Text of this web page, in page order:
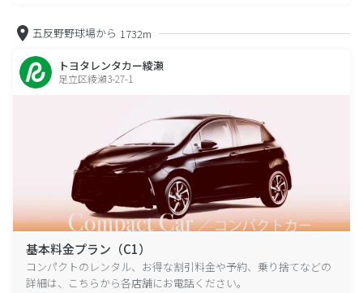
五反野野球場から 1732m
トヨタレンタカー綾瀬
足立区綾瀬3-27-1
基本料金プラン（C1）
コンパクトのレンタル、お得な割引料金や予約、乗り捨てなどの
詳細は、こちらから各店舗にお電話ください。